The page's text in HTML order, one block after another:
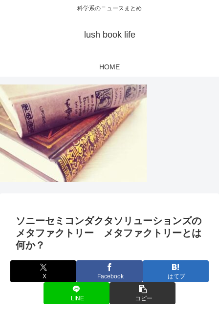
科学系のニュースまとめ
lush book life
HOME
ソニーセミコンダクタソリューションズの
メタファクトリー メタファクトリーとは
何か？
X Facebook はてブ
LINE コピー